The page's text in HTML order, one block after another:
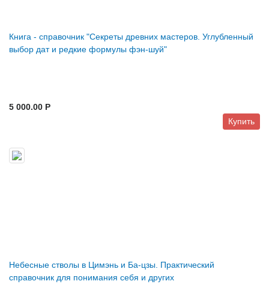
Книга - справочник "Секреты древних мастеров. Углубленный
выбор дат и редкие формулы фэн-шуй"
5 000.00 P
Купить
Небесные стволы в Цимэнь и Ба-цзы. Практический
справочник для понимания себя и других